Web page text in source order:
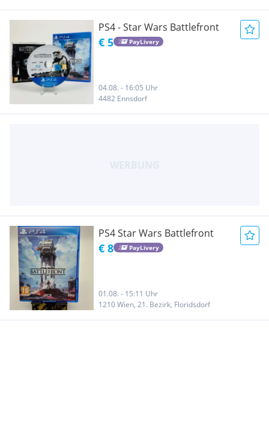
PS4 - Star Wars Battlefront
€ 5 PayLivery
04.08. - 16:05 Uhr
4482 Ennsdorf
PS4 Star Wars Battlefront
€ 8 PayLivery
01.08. - 15:11 Uhr
1210 Wien, 21. Bezirk, Floridsdorf